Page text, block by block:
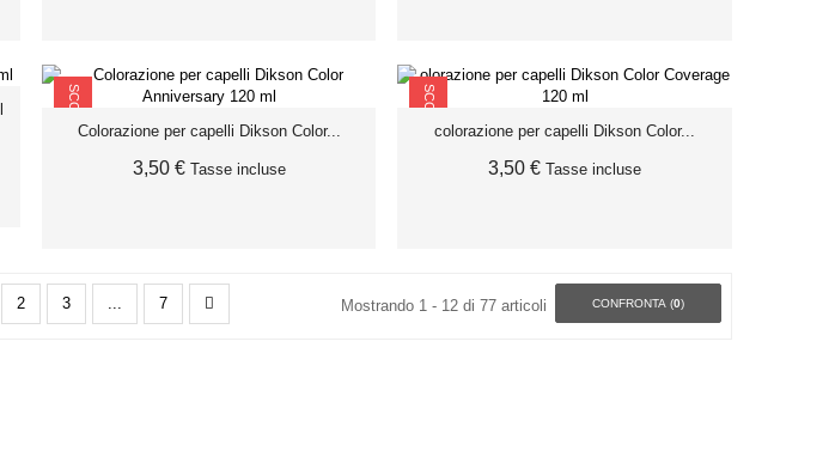
ESAURITO AGGIUNGI AL CARRELLO
SCONTOColorazione per capelli Dikson Color...
3,50 € Tasse incluse
SCONTOcolorazione per capelli Dikson Color...
3,50 €Tasse incluse
2 3 ... 7 Mostrando 1 - 12 di 77 articoli CONFRONTA (0)